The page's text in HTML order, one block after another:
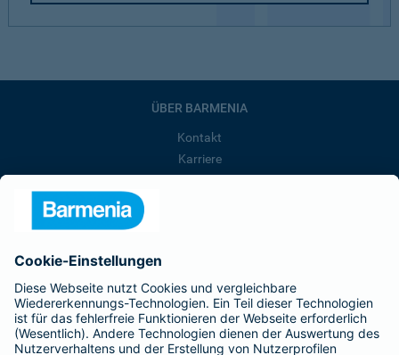
ÜBER BARMENIA
Kontakt
Karriere
Barmenia ist Teil der BarmeniaGothaer
BELIEBTE SEITEN
Kranken-Zusatzversicherung